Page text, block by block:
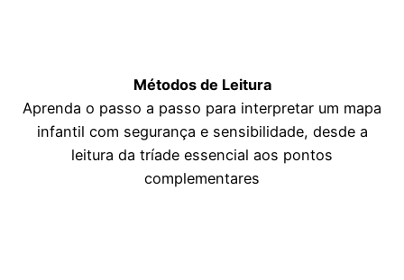
Métodos de Leitura
Aprenda o passo a passo para interpretar um mapa
infantil com segurança e sensibilidade, desde a
leitura da tríade essencial aos pontos
complementares